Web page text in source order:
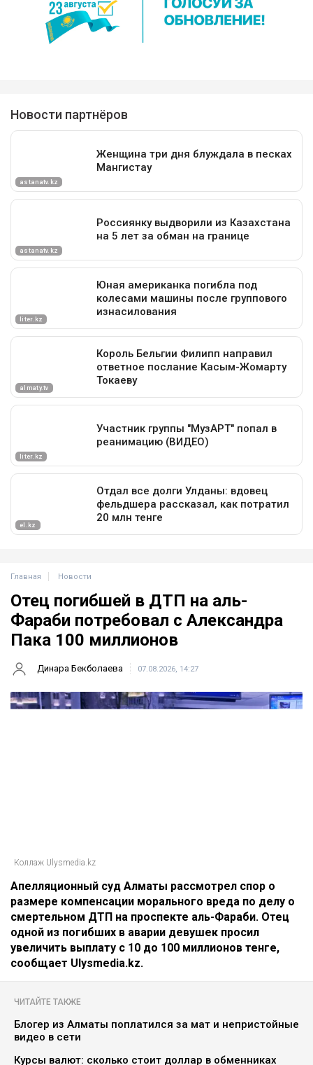
Главная Новости
Отец погибшей в ДТП на аль-
Фараби потребовал с Александра
Пака 100 миллионов
Динара Бекболаева 07.08.2026, 14:27
Коллаж Ulysmedia.kz
Апелляционный суд Алматы рассмотрел спор о
размере компенсации морального вреда по делу о
смертельном ДТП на проспекте аль-Фараби. Отец
одной из погибших в аварии девушек просил
увеличить выплату с 10 до 100 миллионов тенге,
сообщает Ulysmedia.kz.
ЧИТАЙТЕ ТАКЖЕ
Блогер из Алматы поплатился за мат и непристойные
видео в сети
Курсы валют: сколько стоит доллар в обменниках